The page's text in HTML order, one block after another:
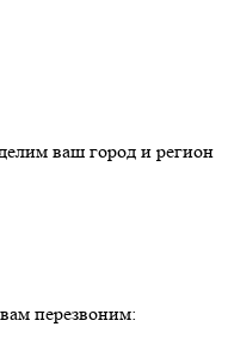
ваш город и регион
перезвоним: